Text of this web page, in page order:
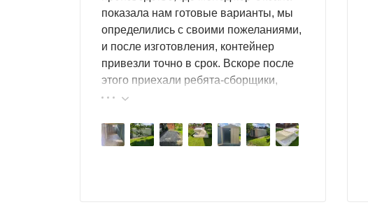
показала нам готовые варианты, мы
определились с своими пожеланиями,
и после изготовления, контейнер
привезли точно в срок. Вскоре после
этого приехали ребята-сборщики,
быстро, за пару часов, всё собрали.
поэтому всем советуем эту фирму.